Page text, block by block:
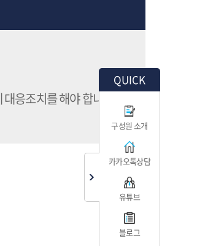
QUICK
구성원 소개
카카오톡상담
유튜브
블로그
응조치를 해야 합니다